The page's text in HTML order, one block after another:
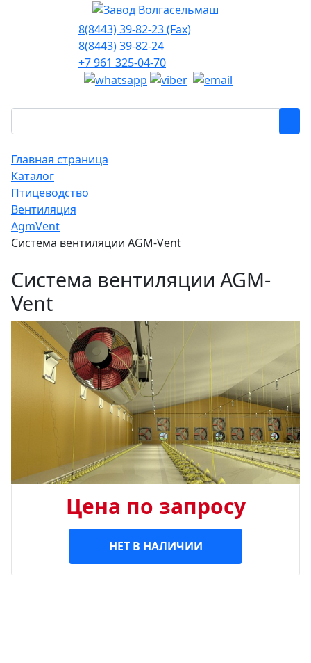
8(8443) 39-82-23 (Fax)
8(8443) 39-82-24
+7 961 325-04-70
Главная страница
Каталог
Птицеводство
Вентиляция
AgmVent
Система вентиляции AGM-Vent
Система вентиляции AGM-
Vent
Цена по запросу
НЕТ В НАЛИЧИИ